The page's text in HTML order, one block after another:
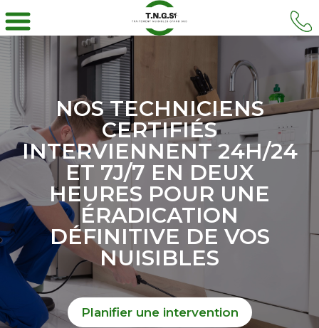
NOS TECHNICIENS
CERTIFIÉS
INTERVIENNENT 24H/24
ET 7J/7 EN DEUX
HEURES POUR UNE
ÉRADICATION
DÉFINITIVE DE VOS
NUISIBLES
Planifier une intervention